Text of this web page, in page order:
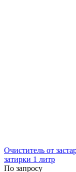
Очиститель от
затирки 1 литр
По запросу